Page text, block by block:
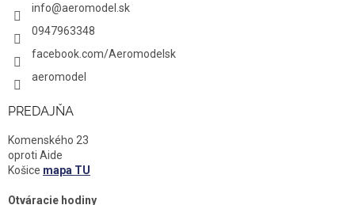
info@aeromodel.sk
0947963348
facebook.com/Aeromodelsk
aeromodel
PREDAJŇA
Komenského 23
oproti Aide
Košice mapa TU
Otváracie hodiny